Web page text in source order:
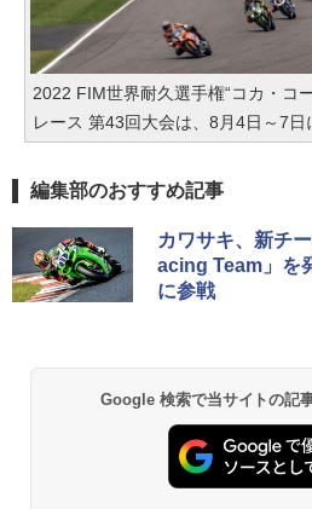
2022 FIM世界耐久選手権“コカ・コ
レース 第43回大会は、8月4日～7日
編集部のおすすめ記事
カワサキ、新チ
acing Team」を
に参戦
Google 検索で当サイトの記